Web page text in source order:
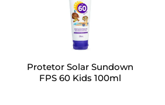
Protetor Solar Sundown
FPS 60 Kids 100ml